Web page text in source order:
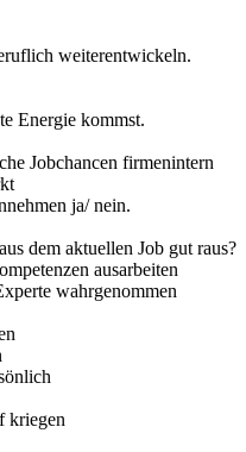
weiterentwickeln.
Energie kommst.
Jobchancen firmenintern
ja/ nein.
dem aktuellen Job gut raus?
ausarbeiten
wahrgenommen
kriegen